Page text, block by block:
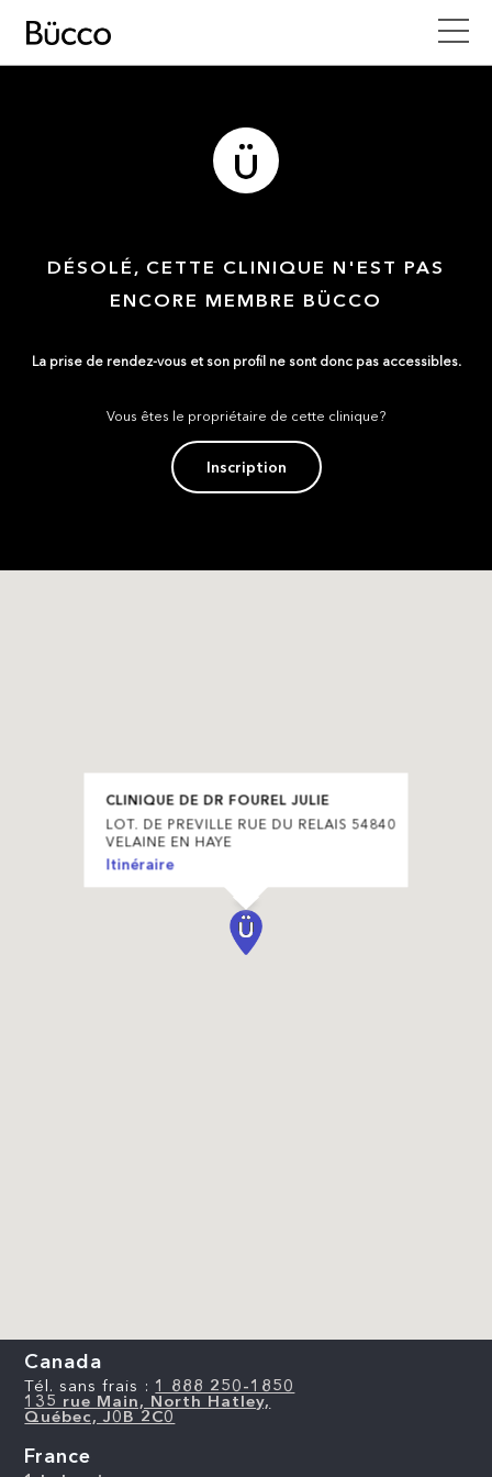
DÉSOLÉ, CETTE CLINIQUE N'EST PAS
ENCORE MEMBRE BÜCCO
La prise de rendez-vous et son profil ne sont donc pas accessibles.
Vous êtes le propriétaire de cette clinique?
Inscription
CLINIQUE DE DR FOUREL JULIE
LOT. DE PREVILLE RUE DU RELAIS 54840
VELAINE EN HAYE
Itinéraire
Canada
Tél. sans frais : 1 888 250-1850
135 rue Main, North Hatley,
Québec, J0B 2C0
France